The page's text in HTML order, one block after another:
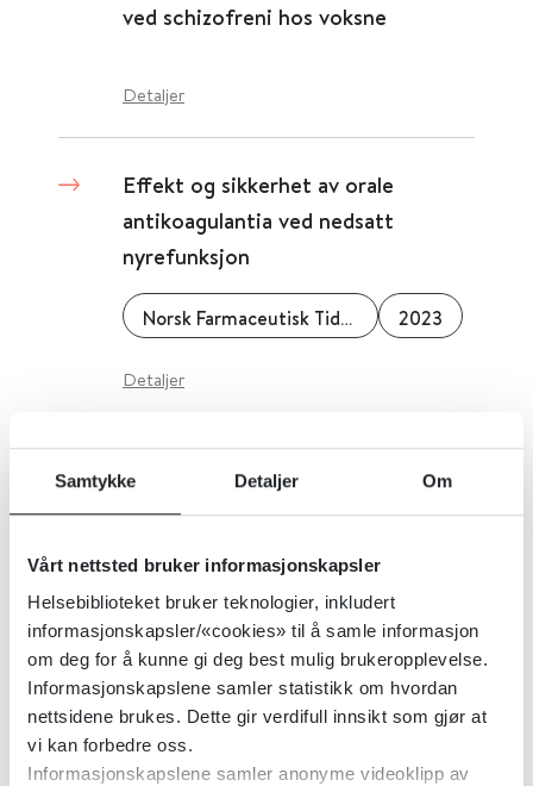
Samtykke Detaljer Om
Vårt nettsted bruker informasjonskapsler
Helsebiblioteket bruker teknologier, inkludert
informasjonskapsler/«cookies» til å samle informasjon
om deg for å kunne gi deg best mulig brukeropplevelse.
Informasjonskapslene samler statistikk om hvordan
nettsidene brukes. Dette gir verdifull innsikt som gjør at
vi kan forbedre oss.
Informasjonskapslene samler anonyme videoklipp av
ved schizofreni hos voksne
Detaljer
Effekt og sikkerhet av orale
antikoagulantia ved nedsatt
nyrefunksjon
Norsk Farmaceutisk Tidsskrift 2023
Detaljer
muskel- og skjelett,
smerterelaterte og psykiske
helseplager: Systematisk oversikt
Journal of Occupational Rehabilitation 2017
Detaljer